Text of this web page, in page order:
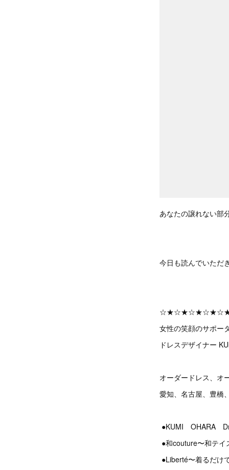
あなたの譲れない部
今日も読んでいただ
女性の笑顔のサポー
ドレスデザイナー
オーダードレス、オ
愛知、名古屋、豊橋
●KUMI OHARA
●和couture〜和テイ
●Liberté〜着るだけ